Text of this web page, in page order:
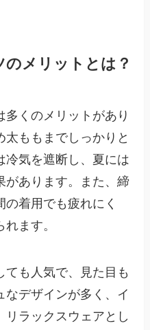
メリットとは？
くのメリットがあり
太ももまでしっかりと
冷気を遮断し、夏には
があります。また、締
着用でも疲れにく
ます。
も人気で、見た目も
デザインが多く、イ
ラックスウェアとし